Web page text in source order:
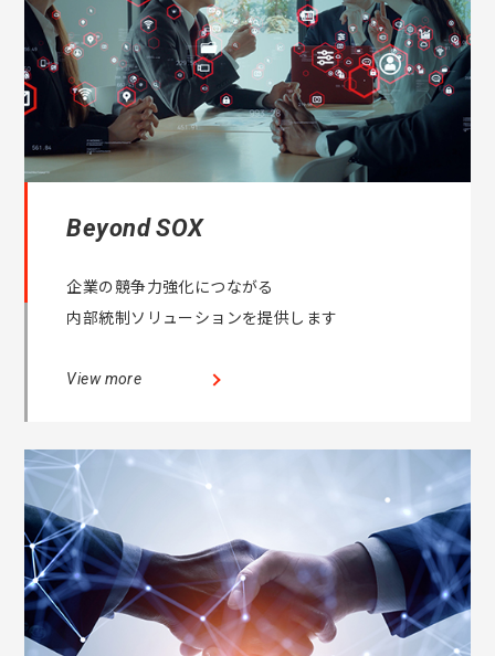
Beyond SOX
企業の競争力強化につながる
内部統制ソリューションを提供します
View more